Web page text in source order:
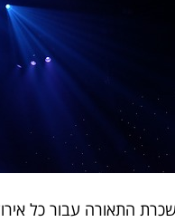
התאורה עבור כל